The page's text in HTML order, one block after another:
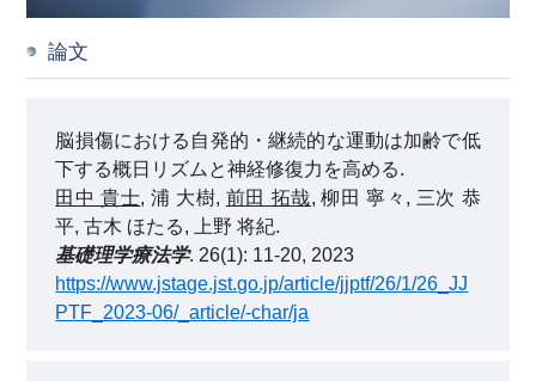
論文
脳損傷における自発的・継続的な運動は加齢で低
下する概日リズムと神経修復力を高める.
田中 貴士, 浦 大樹, 前田 拓哉, 柳田 寧々, 三次 恭
平, 古木 ほたる, 上野 将紀.
基礎理学療法学. 26(1): 11-20, 2023
https://www.jstage.jst.go.jp/article/jjptf/26/1/26_JJ
PTF_2023-06/_article/-char/ja